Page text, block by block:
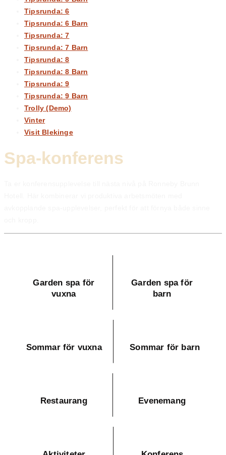
Tipsrunda: 6
Tipsrunda: 6 Barn
Tipsrunda: 7
Tipsrunda: 7 Barn
Tipsrunda: 8
Tipsrunda: 8 Barn
Tipsrunda: 9
Tipsrunda: 9 Barn
Trolly (Demo)
Vinter
Visit Blekinge
Spa-konferens
Garden spa för
vuxna
Garden spa för
barn
Sommar för vuxna Sommar för barn
Restaurang Evenemang